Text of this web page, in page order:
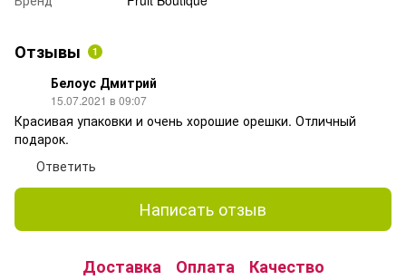
Отзывы 1
Белоус Дмитрий
15.07.2021 в 09:07
Красивая упаковки и очень хорошие орешки. Отличный
подарок.
Ответить
Написать отзыв
Доставка Оплата Качество